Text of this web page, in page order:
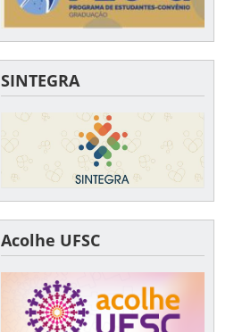
SINTEGRA
Acolhe UFSC